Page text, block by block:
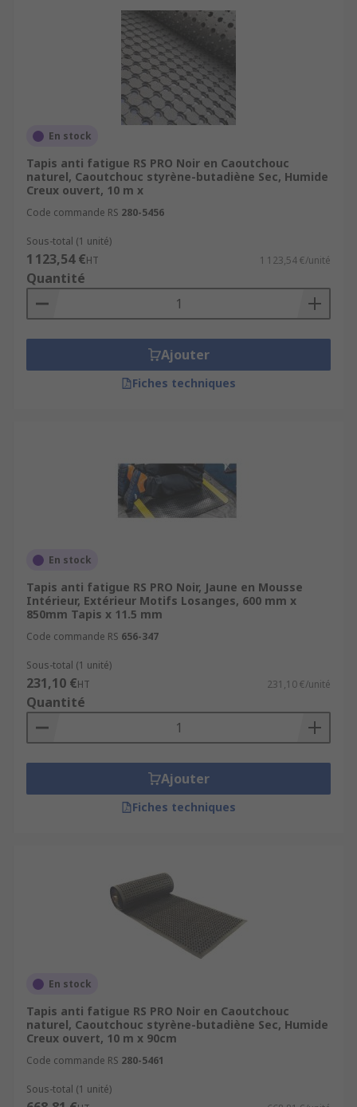
En stock
Tapis anti fatigue RS PRO Noir en Caoutchouc
naturel, Caoutchouc styrène-butadiène Sec, Humide
Creux ouvert, 10 m x
Code commande RS 280-5456
Sous-total (1 unité)
1 123,54 €HT 1 123,54 €/unité
Quantité
Ajouter
Fiches techniques
En stock
Tapis anti fatigue RS PRO Noir, Jaune en Mousse
Intérieur, Extérieur Motifs Losanges, 600 mm x
850mm Tapis x 11.5 mm
Code commande RS 656-347
Sous-total (1 unité)
231,10 €HT 231,10 €/unité
Quantité
Ajouter
Fiches techniques
En stock
Tapis anti fatigue RS PRO Noir en Caoutchouc
naturel, Caoutchouc styrène-butadiène Sec, Humide
Creux ouvert, 10 m x 90cm
Code commande RS 280-5461
Sous-total (1 unité)